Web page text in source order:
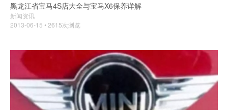
黑龙江省宝马4S店大全与宝马X6保养详解
新闻资讯
2013-06-15 • 2615次浏览